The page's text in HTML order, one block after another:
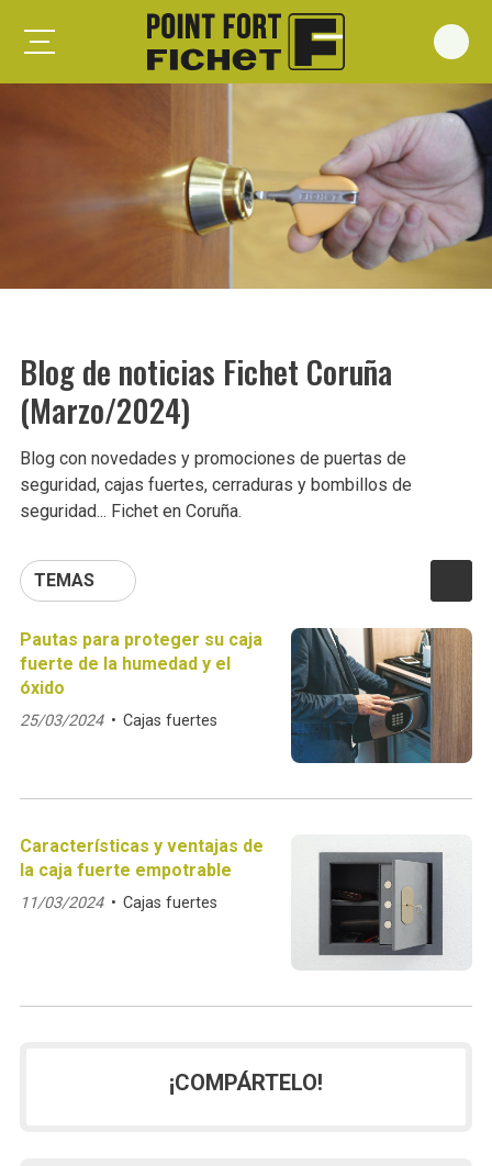
Foxeo HiS
Forges G375
Spheris Xp
Forstyl
Duo G071
Puertas trastero
Blog de noticias Fichet Coruña
(Marzo/2024)
Blog con novedades y promociones de puertas de
seguridad, cajas fuertes, cerraduras y bombillos de
seguridad... Fichet en Coruña.
TEMAS
Pautas para proteger su caja
fuerte de la humedad y el
óxido
25/03/2024 Cajas fuertes
Características y ventajas de
la caja fuerte empotrable
11/03/2024 Cajas fuertes
¡COMPÁRTELO!